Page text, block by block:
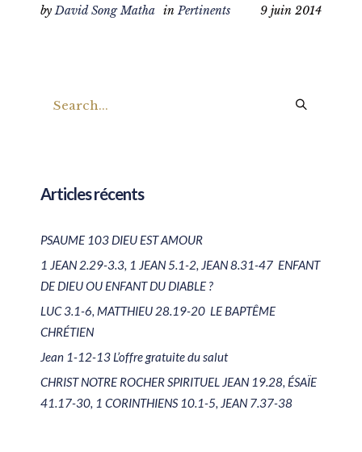
9 juin 2014
byDavid Song Matha inPertinents
Articles récents
PSAUME 103 DIEU EST AMOUR
1 JEAN 2.29-3.3, 1 JEAN 5.1-2, JEAN 8.31-47 ENFANT
DE DIEU OU ENFANT DU DIABLE ?
LUC 3.1-6, MATTHIEU 28.19-20 LE BAPTÊME
CHRÉTIEN
Jean 1-12-13 L’offre gratuite du salut
CHRIST NOTRE ROCHER SPIRITUEL JEAN 19.28, ÉSAÏE
41.17-30, 1 CORINTHIENS 10.1-5, JEAN 7.37-38